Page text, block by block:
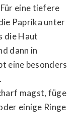
Für eine tiefere
Paprika unter
die Haut
dann in
eine besonders
magst, füge
einige Ringe